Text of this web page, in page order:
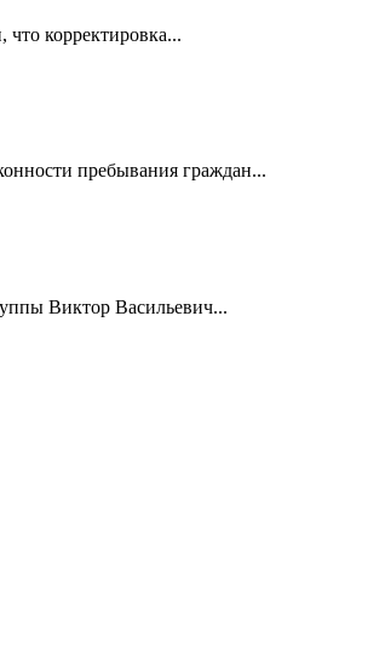
корректировка...
пребывания граждан...
Виктор Васильевич...